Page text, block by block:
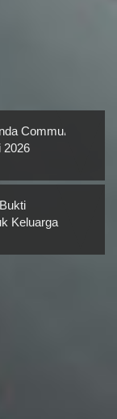
Community
2026
Keluarga